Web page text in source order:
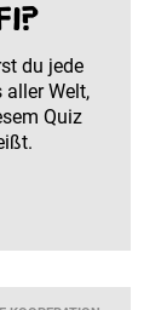
du jede
Welt,
Quiz